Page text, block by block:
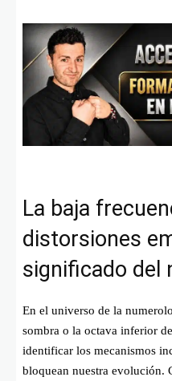
La baja
distorsiones
significado del
En el universo de la
sombra o la octava inferior
identificar los mecanismos
bloquean nuestra evolución.